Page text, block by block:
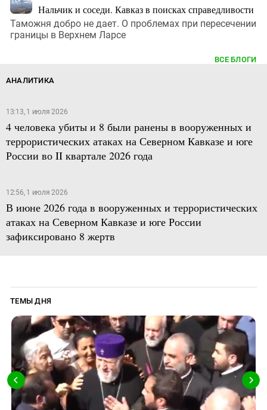
Нальчик и соседи. Кавказ в поисках справедливости
Таможня добро не дает. О проблемах при пересечении
границы в Верхнем Ларсе
ВСЕ БЛОГИ
АНАЛИТИКА
13:13, 1 июля 2026
4 человека убиты и 8 были ранены в вооруженных и
террористических атаках на Северном Кавказе и юге
России во II квартале 2026 года
12:56, 1 июля 2026
В июне 2026 года в вооруженных и террористических
атаках на Северном Кавказе и юге России
зафиксировано 8 жертв
ТЕМЫ ДНЯ